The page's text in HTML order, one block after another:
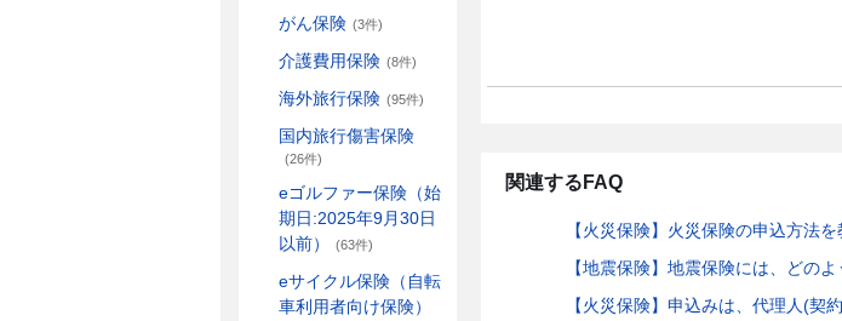
がん保険 (3件)
介護費用保険 (8件)
海外旅行保険 (95件)
国内旅行傷害保険
(26件)
eゴルファー保険（始
期日:2025年9月30日
以前）
(63件)
eサイクル保険（自転
車利用者向け保険）
関連するFAQ
【火災保険】火災保険の申込方法を
【地震保険】地震保険には、どの
【火災保険】申込みは、代理人(契